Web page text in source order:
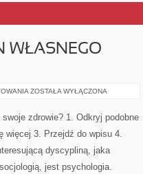
WŁASNEGO
CZY
STAN
ZDROWIA?
ZOSTAŁA WYŁĄCZONA
zdrowie? 1. Odkryj podobne
więcej 3. Przejdź do wpisu 4.
dyscypliną, jaka
jest psychologia.